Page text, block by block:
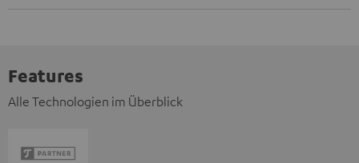
Features
Alle Technologien im Überblick